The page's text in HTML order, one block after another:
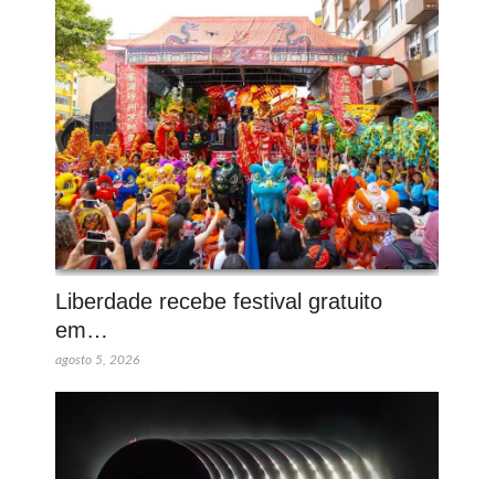
Liberdade recebe festival gratuito
em…
agosto 5, 2026